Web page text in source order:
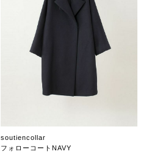
soutiencollar
フォローコートNAVY